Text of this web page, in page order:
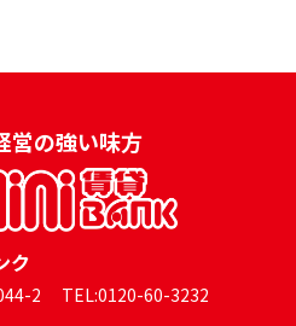
営の強い味方
ク
2 TEL:0120-60-3232